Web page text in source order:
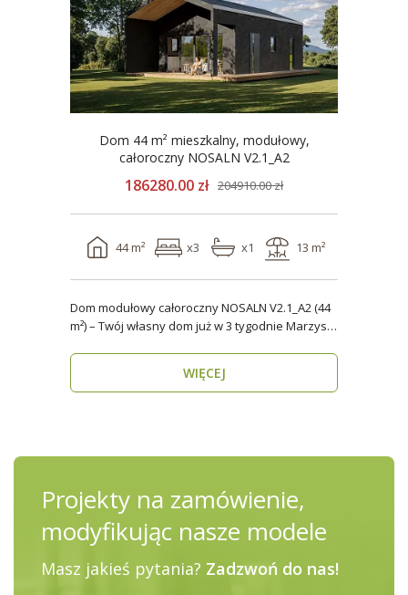
Dom 44 m² mieszkalny, modułowy,
całoroczny NOSALN V2.1_A2
186280.00 zł 204910.00 zł
44 m² x3 x1 13 m²
Dom modułowy całoroczny NOSALN V2.1_A2 (44
m²) – Twój własny dom już w 3 tygodnie Marzysz
WIĘCEJ
Projekty na zamówienie,
modyfikując nasze modele
Masz jakieś pytania? Zadzwoń do nas!